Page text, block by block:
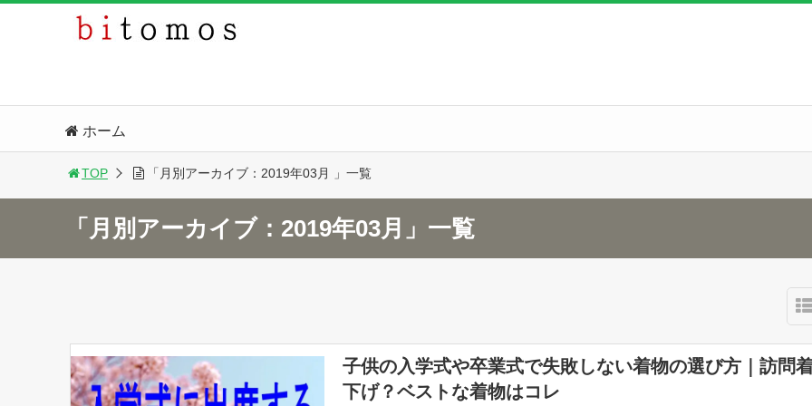
ホーム
TOP 「月別アーカイブ：2019年03月 」一覧
「月別アーカイブ：2019年03月」一覧
子供の入学式や卒業式で失敗しない着物の選び方｜訪問
下げ？ベストな着物はコレ